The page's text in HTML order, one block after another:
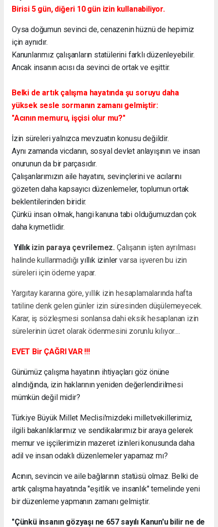
Birisi 5 gün, diğeri 10 gün izin kullanabiliyor.
Oysa doğumun sevinci de, cenazenin hüznü de hepimiz
için aynıdır.
Kanunlarımız çalışanların statülerini farklı düzenleyebilir.
Ancak insanın acısı da sevinci de ortak ve eşittir.
Belki de artık çalışma hayatında şu soruyu daha
yüksek sesle sormanın zamanı gelmiştir:
"Acının memuru, işçisi olur mu?"
İzin süreleri yalnızca mevzuatın konusu değildir.
Aynı zamanda vicdanın, sosyal devlet anlayışının ve insan
onurunun da bir parçasıdır.
Çalışanlarımızın aile hayatını, sevinçlerini ve acılarını
gözeten daha kapsayıcı düzenlemeler, toplumun ortak
beklentilerinden biridir.
Çünkü insan olmak, hangi kanuna tabi olduğumuzdan çok
daha kıymetlidir.
Yıllıkizin paraya çevrilemez. Çalışanın işten ayrılması
halinde kullanmadığı yıllık izinler varsa işveren bu izin
süreleri için ödeme yapar.
Yargıtay kararına göre, yıllık izin hesaplamalarında hafta
tatiline denk gelen günler izin süresinden düşülemeyecek.
Karar, iş sözleşmesi sonlansa dahi eksik hesaplanan izin
sürelerinin ücret olarak ödenmesini zorunlu kılıyor....
EVET Bir ÇAĞRI VAR !!!
Günümüz çalışma hayatının ihtiyaçları göz önüne
alındığında, izin haklarının yeniden değerlendirilmesi
mümkün değil midir?
Türkiye Büyük Millet Meclisi'mizdeki milletvekillerimiz,
ilgili bakanlıklarımız ve sendikalarımız bir araya gelerek
memur ve işçilerimizin mazeret izinleri konusunda daha
adil ve insan odaklı düzenlemeler yapamaz mı?
Acının, sevincin ve aile bağlarının statüsü olmaz. Belki de
artık çalışma hayatında "eşitlik ve insanlık" temelinde yeni
bir düzenleme yapmanın zamanı gelmiştir.
"Çünkü insanın gözyaşı ne 657 sayılı Kanun'u bilir ne de